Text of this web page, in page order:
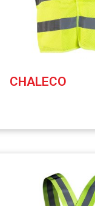
CHALECO